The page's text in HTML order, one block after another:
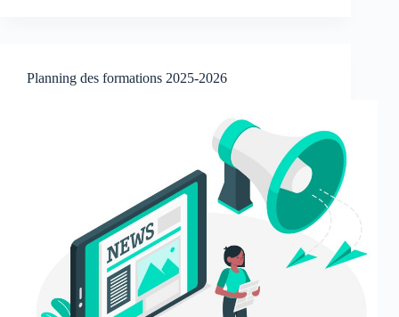
Planning des formations 2025-2026